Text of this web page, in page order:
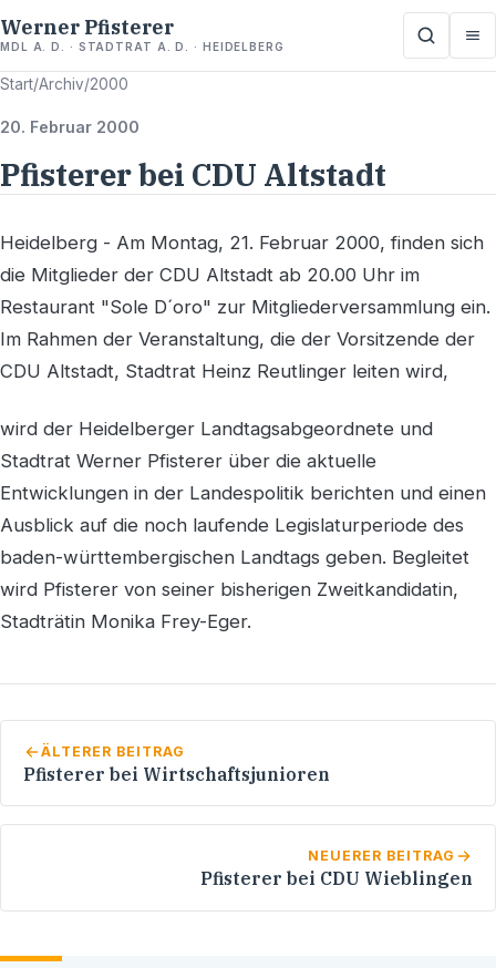
Werner Pfisterer
MDL A. D. · STADTRAT A. D. · HEIDELBERG
Start/Archiv/2000
20. Februar 2000
Pfisterer bei CDU Altstadt
Heidelberg - Am Montag, 21. Februar 2000, finden sich
die Mitglieder der CDU Altstadt ab 20.00 Uhr im
Restaurant "Sole D´oro" zur Mitgliederversammlung ein.
Im Rahmen der Veranstaltung, die der Vorsitzende der
CDU Altstadt, Stadtrat Heinz Reutlinger leiten wird,
wird der Heidelberger Landtagsabgeordnete und
Stadtrat Werner Pfisterer über die aktuelle
Entwicklungen in der Landespolitik berichten und einen
Ausblick auf die noch laufende Legislaturperiode des
baden-württembergischen Landtags geben. Begleitet
wird Pfisterer von seiner bisherigen Zweitkandidatin,
Stadträtin Monika Frey-Eger.
ÄLTERER BEITRAG
Pfisterer bei Wirtschaftsjunioren
NEUERER BEITRAG
Pfisterer bei CDU Wieblingen